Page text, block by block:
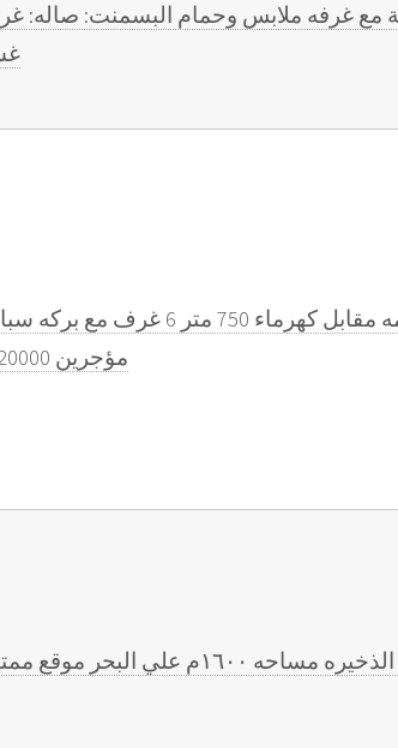
مع غرفه ملابس وحمام البسمنت: صاله:
السلام عليكم للبيع فيلتين متلاصقات فى الثمامه
مؤجرين 20000 مطلوب 3.900.000
علي البحر موقع ممتاز مطلوب ٥ مليون